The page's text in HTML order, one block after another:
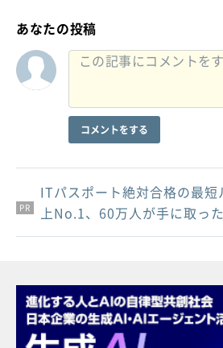
あなたの投稿
コメントをする
PR
PR
PR
ITパスポート絶対合格の最
上No.1、60万人が手に取っ